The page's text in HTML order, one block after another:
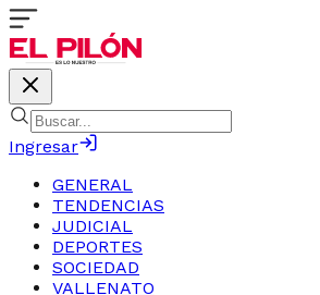
Ingresar
GENERAL
TENDENCIAS
JUDICIAL
DEPORTES
SOCIEDAD
VALLENATO